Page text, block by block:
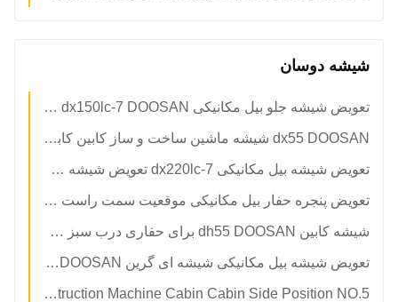
شیشه دوسان
تعویض شیشه جلو بیل مکانیکی dx225lc-7 dx150lc-7 DOOSAN موقعیت A جلو به بالا
dx55 DOOSAN شیشه ماشین ساخت و ساز کابین کابین سمت عقب موقعیت NO.5
تعویض شیشه بیل مکانیکی dx220lc-7 تعویض شیشه جلو DOOSAN
تعویض پنجره حفار بیل مکانیکی موقعیت سمت راست شماره 7
شیشه کابین dh55 DOOSAN برای حفاری درب سبز سمت چپ موقعیت عقب شماره 4
تعویض شیشه بیل مکانیکی شیشه ای گرین DOOSAN در سمت چپ پایین موقعیت شماره 3
OEM DOOSAN Glass Construction Machine Cabin Cabin Side Position NO.5